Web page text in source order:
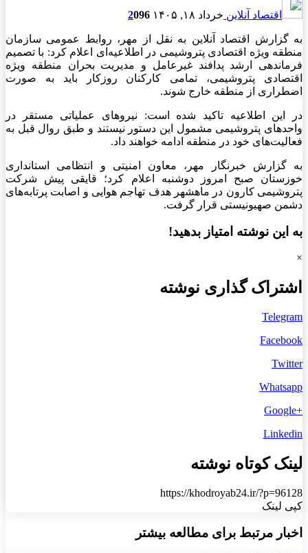
اقتصاد آنلاین خرداد ۱۸, ۱۴۰۵ 2096
به گزارش اقتصاد آنلاین به نقل از مهر، روابط عمومی سازمان
منطقه ویژه اقتصادی پتروشیمی در اطلاعیه‌ای اعلام کرد: با تصمیم
فرماندهی ارشد پدافند غیرعامل و مدیریت بحران منطقه ویژه
اقتصادی پتروشیمی، تمامی کارکنان روزکار باید به صورت
اضطراری از منطقه خارج شوند.
در این اطلاعیه تاکید شده است: نیروهای عملیاتی مستقر در
واحدهای پتروشیمی مشمول این دستور نیستند و طبق روال قبل به
فعالیت‌های خود در منطقه ادامه خواهند داد.
به گزارش خبرنگار مهر، معاون امنیتی و انتظامی استانداری
خوزستان صبح امروز دوشنبه اعلام کرد؛ قایقی پیش شرکت
پتروشیمی کارون در ماهشهر هدف تهاجم هوایی و اصابت پرتابه‌های
دشمن صهیونیستی قرار گرفت.
به این نوشته امتیاز بدهید!
×
اشتراک گذاری نوشته
Telegram
Facebook
Twitter
Whatsapp
+Google
Linkedin
لینک کوتاه نوشته
https://khodroyab24.ir/?p=96128
کپی لینک
اخبار مرتبط برای مطالعه بیشتر